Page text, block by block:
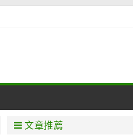
肝病文章推薦